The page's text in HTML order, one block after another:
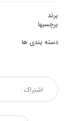
برند
برچسبها
دسته بندی ها